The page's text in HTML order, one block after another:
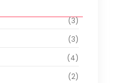
(3)
(3)
(4)
(2)